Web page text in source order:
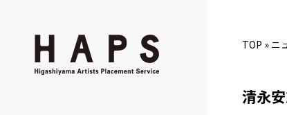
TOP » ニ
清永